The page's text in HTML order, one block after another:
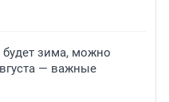
зима, можно
— важные